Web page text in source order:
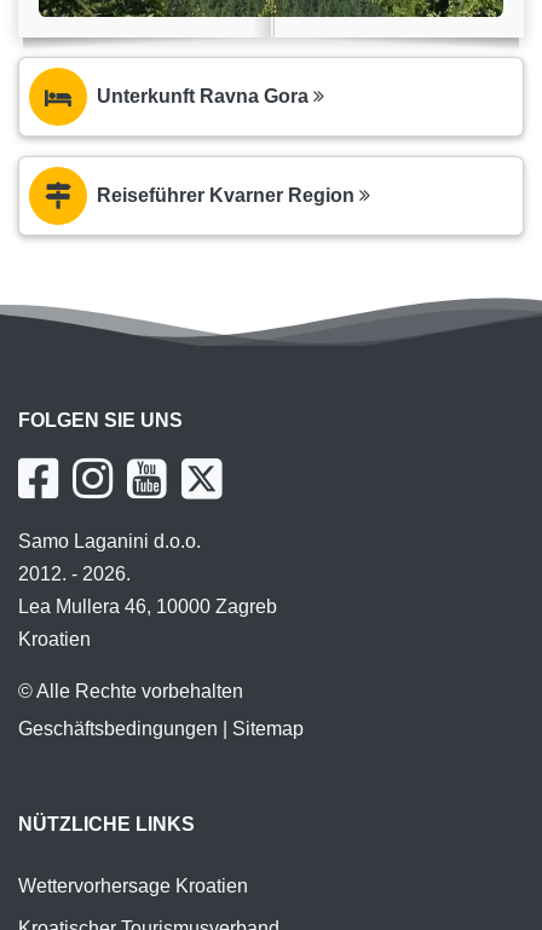
Unterkunft Ravna Gora
Reiseführer Kvarner Region
FOLGEN SIE UNS
Samo Laganini d.o.o.
2012. - 2026.
Lea Mullera 46, 10000 Zagreb
Kroatien
© Alle Rechte vorbehalten
Geschäftsbedingungen
Sitemap
NÜTZLICHE LINKS
Wettervorhersage Kroatien